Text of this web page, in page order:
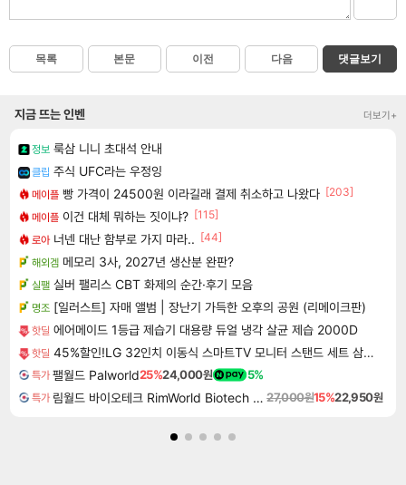
목록 본문 이전 다음 댓글보기
지금 뜨는 인벤 더보기+
정보 룩삼 니니 초대석 안내
클립 주식 UFC라는 우정잉
메이플 빵 가격이 24500원 이라길래 결제 취소하고 나왔다 [203]
메이플 이건 대체 뭐하는 짓이냐? [115]
로아 너넨 대난 함부로 가지 마라.. [44]
해외겜 메모리 3사, 2027년 생산분 완판?
실팰 실버 팰리스 CBT 화제의 순간·후기 모음
명조 [일러스트] 자매 앨범 | 장난기 가득한 오후의 공원 (리메이크판)
핫딜 에어메이드 1등급 제습기 대용량 듀얼 냉각 살균 제습 2000D
핫딜 45%할인!LG 32인치 이동식 스마트TV 모니터 스탠드 세트 삼탠바이미 스탠바이미
특가 팰월드 Palworld25%24,000원 5%
특가 림월드 바이오테크 RimWorld Biotech DLC 27,000원15%22,950원